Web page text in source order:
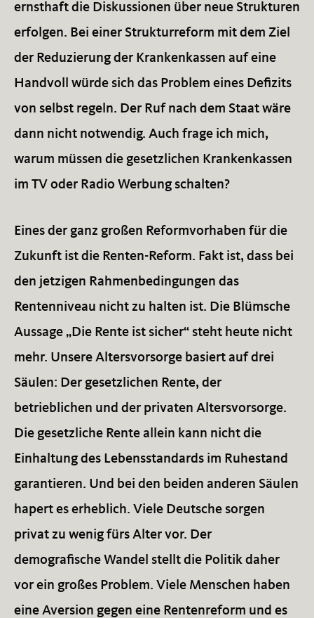
ernsthaft die Diskussionen über neue Strukturen
erfolgen. Bei einer Strukturreform mit dem Ziel
der Reduzierung der Krankenkassen auf eine
Handvoll würde sich das Problem eines Defizits
von selbst regeln. Der Ruf nach dem Staat wäre
dann nicht notwendig. Auch frage ich mich,
warum müssen die gesetzlichen Krankenkassen
im TV oder Radio Werbung schalten?
Eines der ganz großen Reformvorhaben für die
Zukunft ist die Renten-Reform. Fakt ist, dass bei
den jetzigen Rahmenbedingungen das
Rentenniveau nicht zu halten ist. Die Blümsche
Aussage „Die Rente ist sicher“ steht heute nicht
mehr. Unsere Altersvorsorge basiert auf drei
Säulen: Der gesetzlichen Rente, der
betrieblichen und der privaten Altersvorsorge.
Die gesetzliche Rente allein kann nicht die
Einhaltung des Lebensstandards im Ruhestand
garantieren. Und bei den beiden anderen Säulen
hapert es erheblich. Viele Deutsche sorgen
privat zu wenig fürs Alter vor. Der
demografische Wandel stellt die Politik daher
vor ein großes Problem. Viele Menschen haben
eine Aversion gegen eine Rentenreform und es